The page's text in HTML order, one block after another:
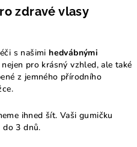
zdravé vlasy
s našimihedvábnými
pro krásný vzhled, ale také
z jemného přírodního
ihned šít. Vaši gumičku
do 3 dnů.